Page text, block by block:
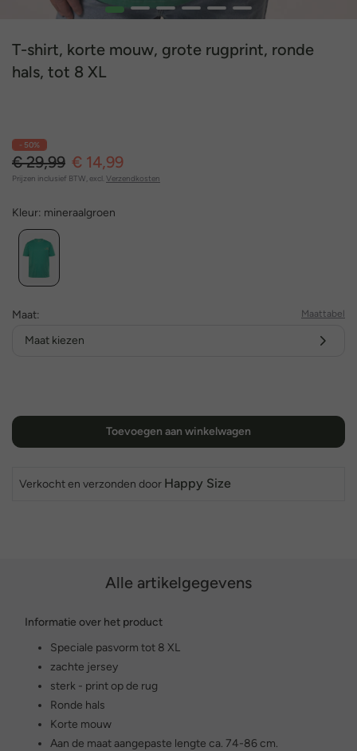
1 2 3 4 5 6
T-shirt, korte mouw, grote rugprint, ronde
hals, tot 8 XL
- 50%
€ 29,99 € 14,99
Prijzen inclusief BTW, excl. Verzendkosten
Kleur: mineraalgroen
Maat: Maattabel
Maat kiezen
Toevoegen aan winkelwagen
Verkocht en verzonden door Happy Size
Alle artikelgegevens
Informatie over het product
Speciale pasvorm tot 8 XL
zachte jersey
sterk - print op de rug
Ronde hals
Korte mouw
Aan de maat aangepaste lengte ca. 74-86 cm.